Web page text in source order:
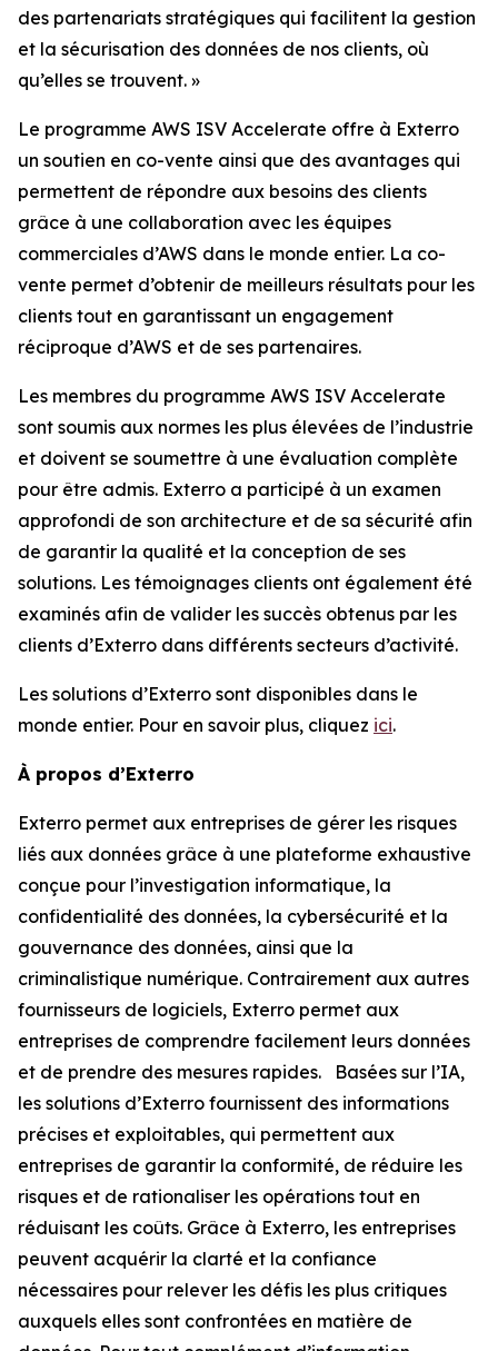
des partenariats stratégiques qui facilitent la gestion
et la sécurisation des données de nos clients, où
qu’elles se trouvent. »
Le programme AWS ISV Accelerate offre à Exterro
un soutien en co-vente ainsi que des avantages qui
permettent de répondre aux besoins des clients
grâce à une collaboration avec les équipes
commerciales d’AWS dans le monde entier. La co-
vente permet d’obtenir de meilleurs résultats pour les
clients tout en garantissant un engagement
réciproque d’AWS et de ses partenaires.
Les membres du programme AWS ISV Accelerate
sont soumis aux normes les plus élevées de l’industrie
et doivent se soumettre à une évaluation complète
pour être admis. Exterro a participé à un examen
approfondi de son architecture et de sa sécurité afin
de garantir la qualité et la conception de ses
solutions. Les témoignages clients ont également été
examinés afin de valider les succès obtenus par les
clients d’Exterro dans différents secteurs d’activité.
Les solutions d’Exterro sont disponibles dans le
monde entier. Pour en savoir plus, cliquez ici.
À propos d’Exterro
Exterro permet aux entreprises de gérer les risques
liés aux données grâce à une plateforme exhaustive
conçue pour l’investigation informatique, la
confidentialité des données, la cybersécurité et la
gouvernance des données, ainsi que la
criminalistique numérique. Contrairement aux autres
fournisseurs de logiciels, Exterro permet aux
entreprises de comprendre facilement leurs données
et de prendre des mesures rapides. Basées sur l’IA,
les solutions d’Exterro fournissent des informations
précises et exploitables, qui permettent aux
entreprises de garantir la conformité, de réduire les
risques et de rationaliser les opérations tout en
réduisant les coûts. Grâce à Exterro, les entreprises
peuvent acquérir la clarté et la confiance
nécessaires pour relever les défis les plus critiques
auxquels elles sont confrontées en matière de